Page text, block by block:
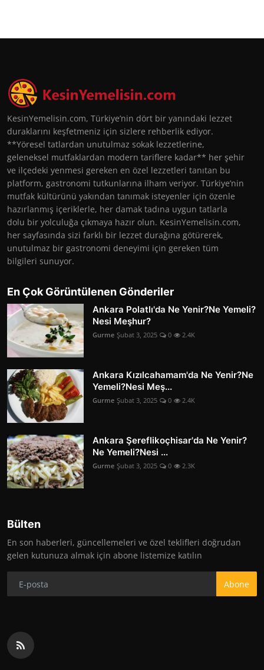
KesinYemelisin.com, Türkiye’nin dört bir yanındaki lezzet
duraklarını keşfetmeniz için sizlere rehberlik ediyor.
**Yöresel tatlardan unutulmaz sokak lezzetlerine,
geleneksel mutfaklardan modern tariflere kadar** her şehir
ve ilçedeki yenmesi gereken en özel lezzetleri tanıtan bu
platform, gastronomi tutkunlarına ilham veriyor. Türkiye’nin
mutfak kültürünü yakından tanımak isteyenler için özenle
hazırlanmış içeriklerle, her damak tadına uygun tatlarla
dolu bir yolculuğa çıkmaya hazır olun. KesinYemelisin.com,
her sayfasında sizi farklı bir lezzet durağına götürerek,
unutulmaz bir gastronomi deneyimi için gereken tüm
bilgileri sunuyor.
En Çok Görüntülenen Gönderiler
Ankara Polatlı'da Ne Yenir?Ne Yemeli?
Nesi Meşhur?
Gurme Şubat 3, 2025 0 2.4K
Ankara Kızılcahamam'da Ne Yenir?Ne
Yemeli?Nesi Meş...
Gurme Şubat 3, 2025 0 2.4K
Ankara Şereflikoçhisar'da Ne Yenir?
Ne Yemeli?Nesi ...
Gurme Şubat 3, 2025 0 2.3K
Bülten
En son haberleri, güncellemeleri ve özel teklifleri doğrudan
gelen kutunuza almak için abone listemize katılın
Abone